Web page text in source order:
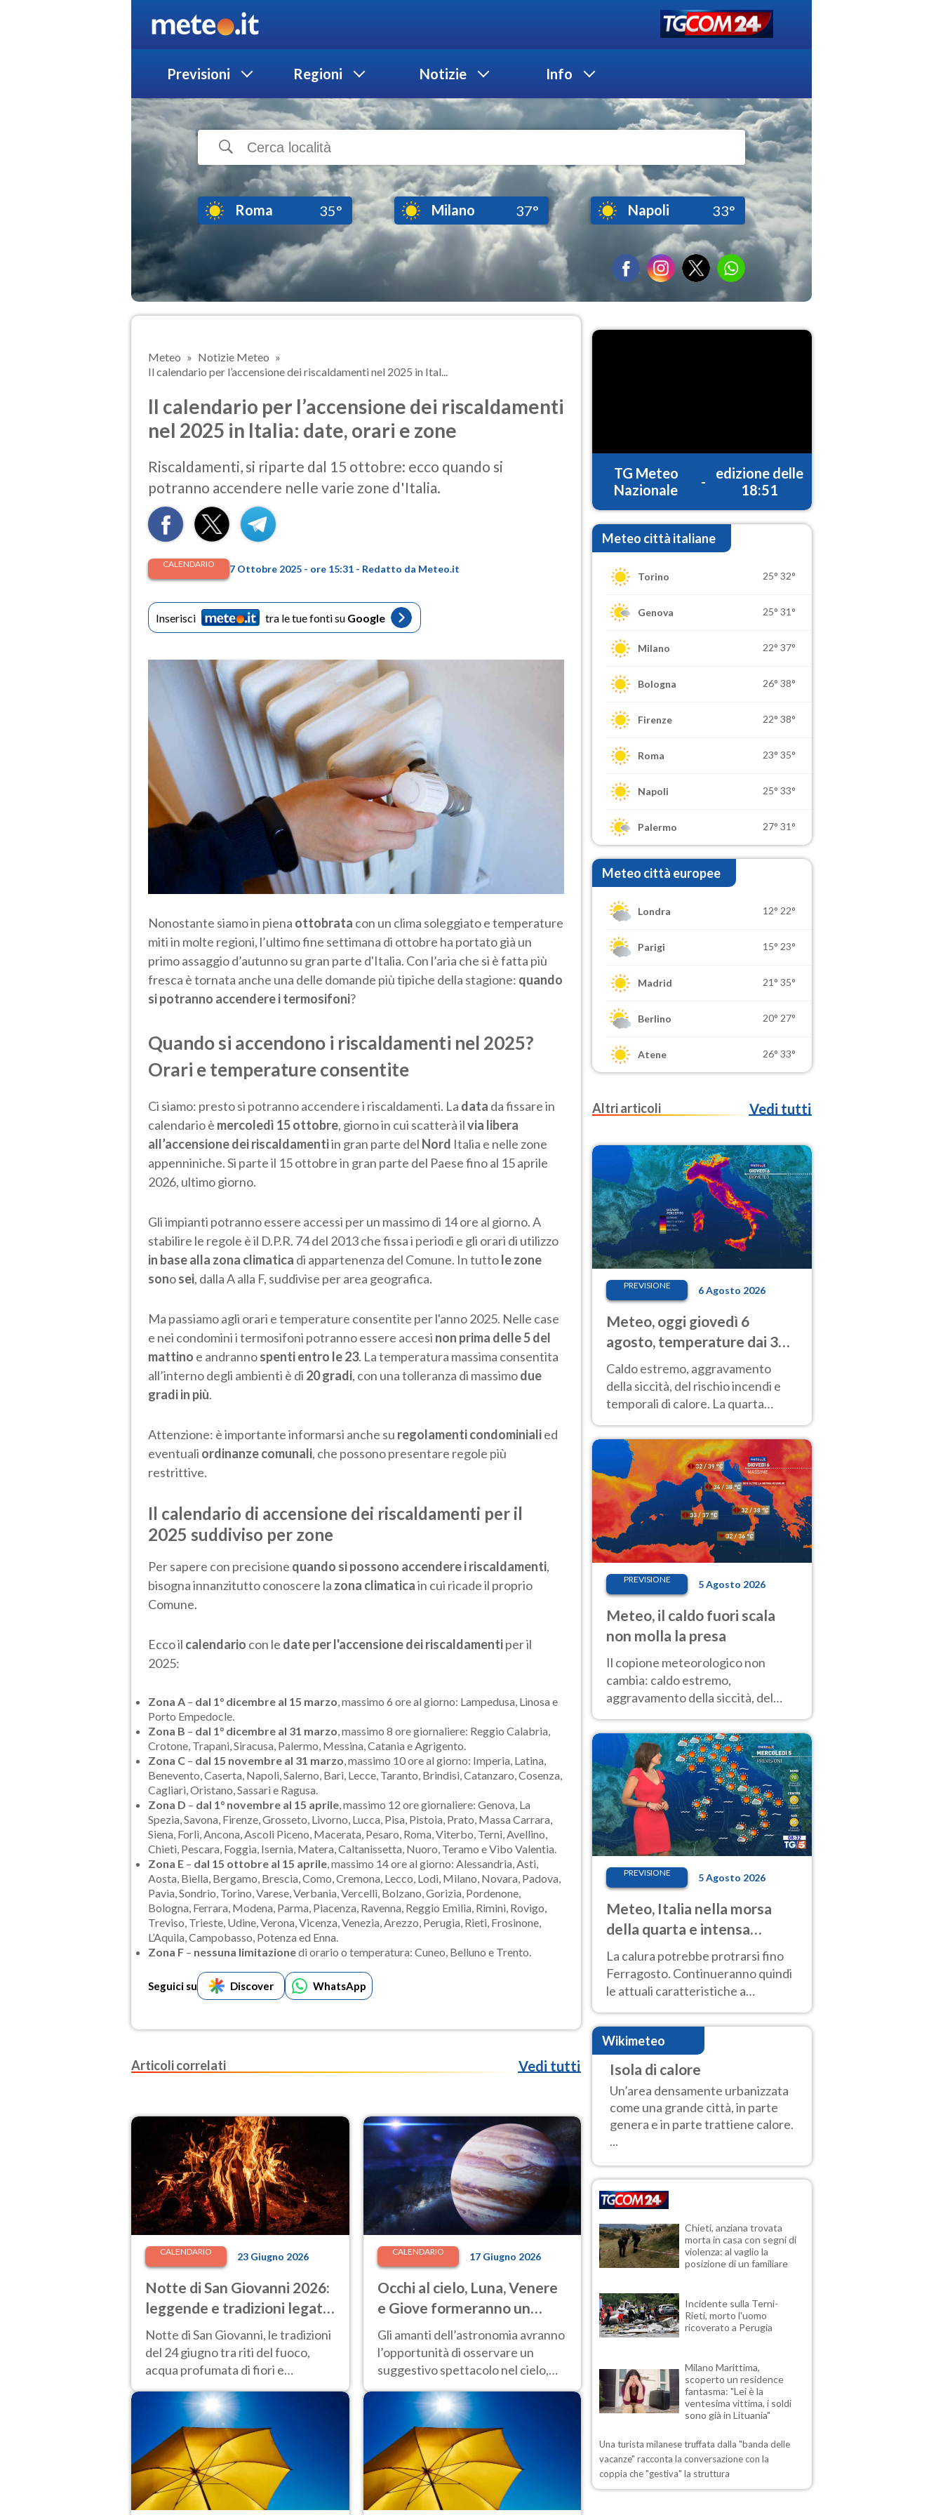
Previsioni Regioni Notizie Info
Roma 35° Milano 37° Napoli 33°
Meteo
Notizie Meteo
Il calendario per l’accensione dei riscaldamenti nel 2025 in Ital...
Il calendario per l’accensione dei riscaldamenti
nel 2025 in Italia: date, orari e zone
Riscaldamenti, si riparte dal 15 ottobre: ecco quando si
potranno accendere nelle varie zone d'Italia.
CALENDARIO 7 Ottobre 2025 - ore 15:31 - Redatto da Meteo.it
Inserisci tra le tue fonti su Google
Nonostante siamo in piena ottobrata con un clima soleggiato e temperature
miti in molte regioni, l’ultimo fine settimana di ottobre ha portato già un
primo assaggio d’autunno su gran parte d'Italia. Con l’aria che si è fatta più
fresca è tornata anche una delle domande più tipiche della stagione: quando
si potranno accendere i termosifoni?
Quando si accendono i riscaldamenti nel 2025?
Orari e temperature consentite
Ci siamo: presto si potranno accendere i riscaldamenti. La data da fissare in
calendario è mercoledì 15 ottobre, giorno in cui scatterà ilvia libera
all’accensione dei riscaldamentiin gran parte del Nord Italia e nelle zone
appenniniche. Si parte il 15 ottobre in gran parte del Paese fino al 15 aprile
2026, ultimo giorno.
Gli impianti potranno essere accessi per un massimo di 14 ore al giorno. A
stabilire le regole è il D.P.R. 74 del 2013che fissa i periodi e gli orari di utilizzo
in base alla zona climatica di appartenenza del Comune. In tuttole zone
sonosei, dalla A alla F, suddivise per area geografica.
Ma passiamo agli orari e temperature consentite per l'anno 2025. Nelle case
e nei condomini i termosifoni potranno essere accesi non prima delle 5 del
mattino e andrannospenti entro le 23. La temperatura massima consentita
all’interno degli ambienti è di 20 gradi, con una tolleranza di massimodue
gradi in più.
Attenzione: è importante informarsi anche su regolamenti condominialied
eventuali ordinanze comunali, che possono presentare regole più
restrittive.
Il calendario di accensione dei riscaldamenti per il
2025 suddiviso per zone
Per sapere con precisione quando si possono accendere i riscaldamenti,
bisogna innanzitutto conoscere la zona climaticain cui ricade il proprio
Comune.
Ecco il calendario con le date per l'accensione dei riscaldamentiper il
2025:
Zona A – dal 1° dicembre al 15 marzo , massimo 6 ore al giorno: Lampedusa, Linosa e
Porto Empedocle.
Zona B – dal 1° dicembre al 31 marzo , massimo 8 ore giornaliere: Reggio Calabria,
Crotone, Trapani, Siracusa, Palermo, Messina, Catania e Agrigento.
Zona C – dal 15 novembre al 31 marzo , massimo 10 ore al giorno: Imperia, Latina,
Benevento, Caserta, Napoli, Salerno, Bari, Lecce, Taranto, Brindisi, Catanzaro, Cosenza,
Cagliari, Oristano, Sassari e Ragusa.
Zona D – dal 1° novembre al 15 aprile , massimo 12 ore giornaliere: Genova, La
Spezia, Savona, Firenze, Grosseto, Livorno, Lucca, Pisa, Pistoia, Prato, Massa Carrara,
Siena, Forlì, Ancona, Ascoli Piceno, Macerata, Pesaro, Roma, Viterbo, Terni, Avellino,
Chieti, Pescara, Foggia, Isernia, Matera, Caltanissetta, Nuoro, Teramo e Vibo Valentia.
Zona E – dal 15 ottobre al 15 aprile , massimo 14 ore al giorno: Alessandria, Asti,
Aosta, Biella, Bergamo, Brescia, Como, Cremona, Lecco, Lodi, Milano, Novara, Padova,
Pavia, Sondrio, Torino, Varese, Verbania, Vercelli, Bolzano, Gorizia, Pordenone,
Bologna, Ferrara, Modena, Parma, Piacenza, Ravenna, Reggio Emilia, Rimini, Rovigo,
Treviso, Trieste, Udine, Verona, Vicenza, Venezia, Arezzo, Perugia, Rieti, Frosinone,
L’Aquila, Campobasso, Potenza ed Enna.
Zona F – nessuna limitazionedi orario o temperatura: Cuneo, Belluno e Trento.
Seguici su Discover WhatsApp
Articoli correlati Vedi tutti
CALENDARIO 23 Giugno 2026
Notte di San Giovanni 2026:
leggende e tradizioni legate
a un momento "magico"
Notte di San Giovanni, le tradizioni
del 24 giugno tra riti del fuoco,
acqua profumata di fiori e
credenze popolari.
CALENDARIO 17 Giugno 2026
Occhi al cielo, Luna, Venere
e Giove formeranno un
suggestivo triangolo
luminoso: ecco quando
Gli amanti dell’astronomia avranno
l’opportunità di osservare un
suggestivo spettacolo nel cielo,
con la Luna, Venere e Giove
protagonisti di una rara
configurazione celeste.
TG Meteo
Nazionale
-
edizione delle
18:51
Meteo città italiane
Torino 25° 32°
Genova 25° 31°
Milano 22° 37°
Bologna 26° 38°
Firenze 22° 38°
Roma 23° 35°
Napoli 25° 33°
Palermo 27° 31°
Meteo città europee
Londra 12° 22°
Parigi 15° 23°
Madrid 21° 35°
Berlino 20° 27°
Atene 26° 33°
Altri articoli Vedi tutti
PREVISIONE 6 Agosto 2026
Meteo, oggi giovedì 6
agosto, temperature dai 33
ai 40 gradi
Caldo estremo, aggravamento
della siccità, del rischio incendi e
temporali di calore. La quarta
tregua e durerà fino Ferragosto
PREVISIONE 5 Agosto 2026
Meteo, il caldo fuori scala
non molla la presa
Il copione meteorologico non
cambia: caldo estremo,
aggravamento della siccità, del
calore. Nessun cambiamento fino
Ferragosto
PREVISIONE 5 Agosto 2026
Meteo, Italia nella morsa
della quarta e intensa
ondata di caldo
La calura potrebbe protrarsi fino
Ferragosto. Continueranno quindi
le attuali caratteristiche a
dominare le prossime giornate:
caldo estremo e temporali di calore
Wikimeteo
Isola di calore
Un’area densamente urbanizzata
come una grande città, in parte
genera e in parte trattiene calore.
...
Chieti, anziana trovata
morta in casa con segni di
violenza: al vaglio la
posizione di un familiare
Incidente sulla Terni-
Rieti, morto l'uomo
ricoverato a Perugia
Milano Marittima,
scoperto un residence
fantasma: "Lei è la
ventesima vittima, i soldi
sono già in Lituania"
Una turista milanese truffata dalla "banda delle
vacanze" racconta la conversazione con la
coppia che "gestiva" la struttura